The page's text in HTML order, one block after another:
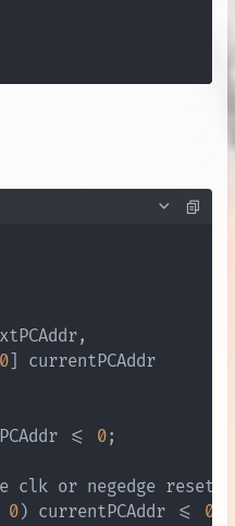
0 ] currentPCAddr
<=
0;
clk or negedge reset)
0) currentPCAddr <= 0